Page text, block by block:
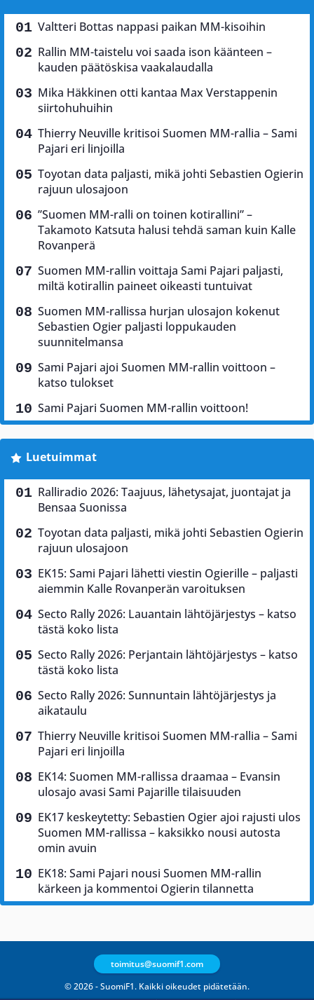
Valtteri Bottas nappasi paikan MM-kisoihin
Rallin MM-taistelu voi saada ison käänteen –
kauden päätöskisa vaakalaudalla
Mika Häkkinen otti kantaa Max Verstappenin
siirtohuhuihin
Thierry Neuville kritisoi Suomen MM-rallia – Sami
Pajari eri linjoilla
Toyotan data paljasti, mikä johti Sebastien Ogierin
rajuun ulosajoon
”Suomen MM-ralli on toinen kotirallini” –
Takamoto Katsuta halusi tehdä saman kuin Kalle
Rovanperä
Suomen MM-rallin voittaja Sami Pajari paljasti,
miltä kotirallin paineet oikeasti tuntuivat
Suomen MM-rallissa hurjan ulosajon kokenut
Sebastien Ogier paljasti loppukauden
suunnitelmansa
Sami Pajari ajoi Suomen MM-rallin voittoon –
katso tulokset
Sami Pajari Suomen MM-rallin voittoon!
Luetuimmat
Ralliradio 2026: Taajuus, lähetysajat, juontajat ja
Bensaa Suonissa
Toyotan data paljasti, mikä johti Sebastien Ogierin
rajuun ulosajoon
EK15: Sami Pajari lähetti viestin Ogierille – paljasti
aiemmin Kalle Rovanperän varoituksen
Secto Rally 2026: Lauantain lähtöjärjestys – katso
tästä koko lista
Secto Rally 2026: Perjantain lähtöjärjestys – katso
tästä koko lista
Secto Rally 2026: Sunnuntain lähtöjärjestys ja
aikataulu
Thierry Neuville kritisoi Suomen MM-rallia – Sami
Pajari eri linjoilla
EK14: Suomen MM-rallissa draamaa – Evansin
ulosajo avasi Sami Pajarille tilaisuuden
EK17 keskeytetty: Sebastien Ogier ajoi rajusti ulos
Suomen MM-rallissa – kaksikko nousi autosta
omin avuin
EK18: Sami Pajari nousi Suomen MM-rallin
kärkeen ja kommentoi Ogierin tilannetta
© 2026 - SuomiF1. Kaikki oikeudet pidätetään.
toimitus@suomif1.com